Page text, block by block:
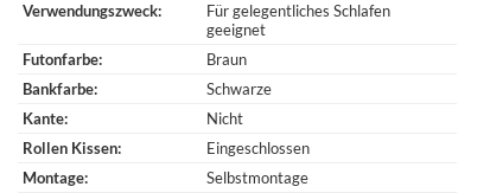
Verwendungszweck
Für gelegentliches Schlafen
geeignet
Futonfarbe
Braun
Bankfarbe
Schwarze
Kante
Nicht
Rollen Kissen
Eingeschlossen
Montage
Selbstmontage